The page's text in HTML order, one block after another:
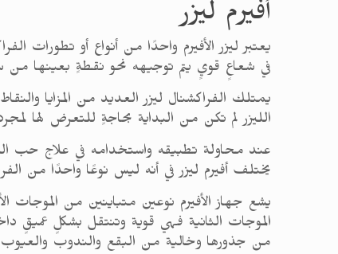
أفيرم ليزر
يعتبر ليزر الأفيرم واحدًا من أنواع أو تطورات
في شعاعٍ قويٍ يتم توجيهه نحو نقطةٍ بعينها من
يمتلك الفراكشنال ليزر العديد من المزايا
الليزر لم تكن من البداية بحاجةٍ للتعرض لها
عند محاولة تطبيقه واستخدامه في علاج حب
يختلف أفيرم ليزر في أنه ليس نوعًا واحدًا من
يشع جهاز الأفيرم نوعين متباينين من الموجات
الموجات الثانية فهي قوية وتنتقل بشكلٍ عميقٍ
من جذورها وخالية من البقع والندوب والعيوب